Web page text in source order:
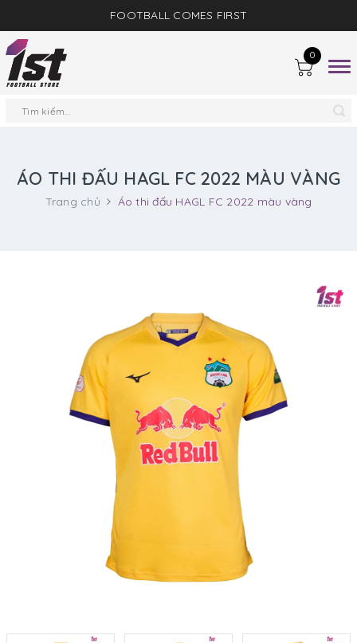
FOOTBALL COMES FIRST
0
ÁO THI ĐẤU HAGL FC 2022 MÀU VÀNG
Trang chủ Áo thi đấu HAGL FC 2022 màu vàng